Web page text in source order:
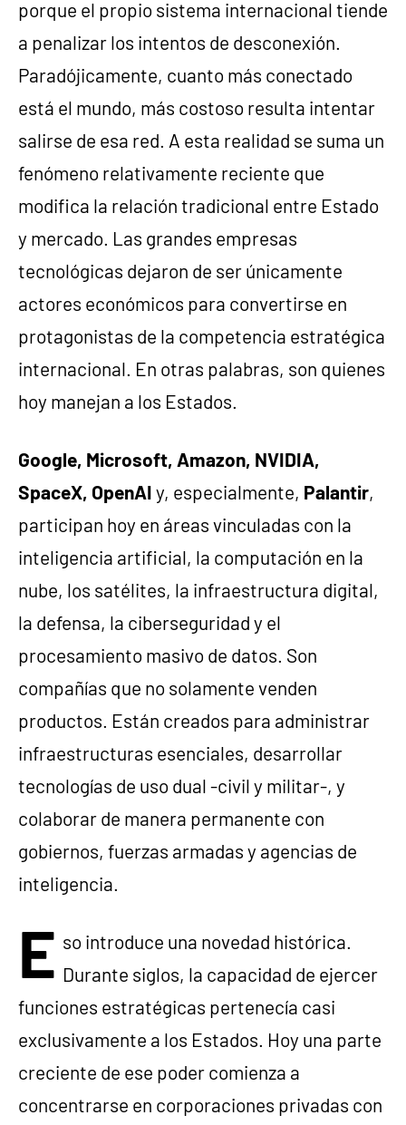
porque el propio sistema internacional tiende
a penalizar los intentos de desconexión.
Paradójicamente, cuanto más conectado
está el mundo, más costoso resulta intentar
salirse de esa red. A esta realidad se suma un
fenómeno relativamente reciente que
modifica la relación tradicional entre Estado
y mercado. Las grandes empresas
tecnológicas dejaron de ser únicamente
actores económicos para convertirse en
protagonistas de la competencia estratégica
internacional. En otras palabras, son quienes
hoy manejan a los Estados.
Google, Microsoft, Amazon, NVIDIA,
SpaceX, OpenAI y, especialmente, Palantir,
participan hoy en áreas vinculadas con la
inteligencia artificial, la computación en la
nube, los satélites, la infraestructura digital,
la defensa, la ciberseguridad y el
procesamiento masivo de datos. Son
compañías que no solamente venden
productos. Están creados para administrar
infraestructuras esenciales, desarrollar
tecnologías de uso dual -civil y militar-, y
colaborar de manera permanente con
gobiernos, fuerzas armadas y agencias de
inteligencia.
E so introduce una novedad histórica.
Durante siglos, la capacidad de ejercer
funciones estratégicas pertenecía casi
exclusivamente a los Estados. Hoy una parte
creciente de ese poder comienza a
concentrarse en corporaciones privadas con